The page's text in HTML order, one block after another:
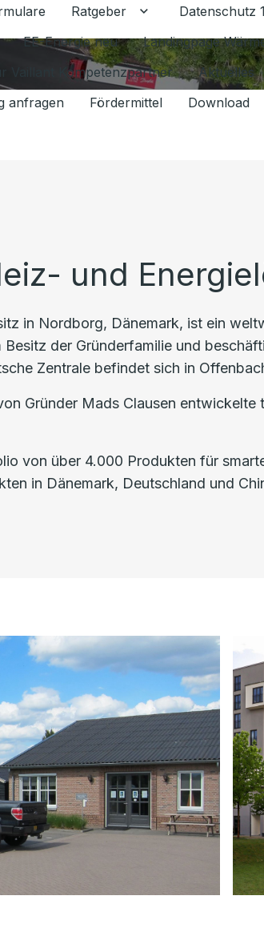
Ratgeber Untermenü für
Datenschutz
EE-Energie neu Landingpage
Vaillant Kompetenzpartner
Aktuelles
anfragen
Fördermittel Download
und
in Nordborg, Dänemark, ist ein
der Gründerfamilie und
Zentrale befindet sich in
Gründer Mads Clausen
von über 4.000 Produkten für
in Dänemark, Deutschland und